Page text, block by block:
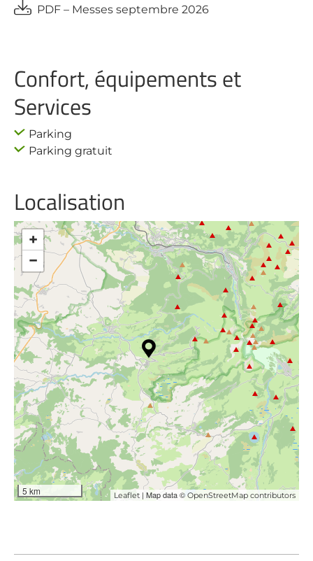
PDF – Messes septembre 2026
Confort, équipements et
Services
Parking
Parking gratuit
Localisation
+
−
5 km Leaflet | Map data © OpenStreetMap contributors